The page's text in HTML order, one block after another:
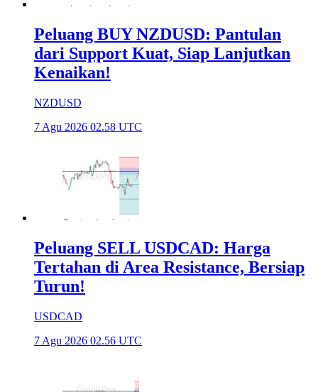
Peluang BUY NZDUSD: Pantulan
dari Support Kuat, Siap Lanjutkan
Kenaikan!
NZDUSD
7 Agu 2026 02.58 UTC
Peluang SELL USDCAD: Harga
Tertahan di Area Resistance, Bersiap
Turun!
USDCAD
7 Agu 2026 02.56 UTC